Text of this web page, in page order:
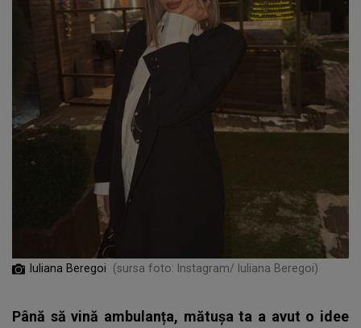
Iuliana Beregoi (sursa foto: Instagram/ Iuliana Beregoi)
Până să vină ambulanța, mătușa ta a avut o idee